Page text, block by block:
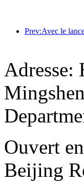
Adresse:
Ouvert
Beijing